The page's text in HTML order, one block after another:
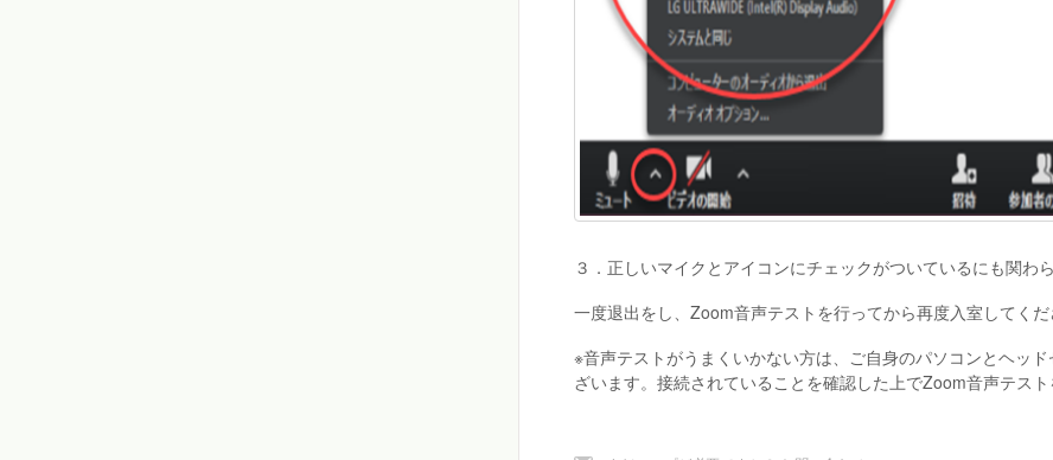
３．正しいマイクとアイコンにチェックがついているにも関わ
一度退出をし、Zoom音声テストを行ってから再度入室してく
※音声テストがうまくいかない方は、ご自身のパソコンとヘッ
ざいます。接続されていることを確認した上でZoom音声テスト